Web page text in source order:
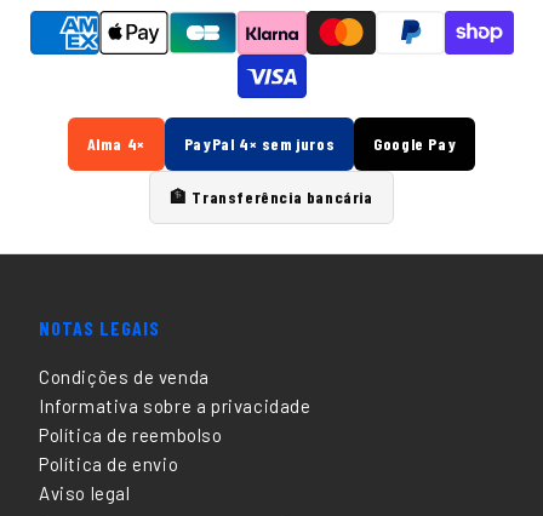
Alma 4× PayPal 4× sem juros Google Pay
🏦 Transferência bancária
NOTAS LEGAIS
Condições de venda
Informativa sobre a privacidade
Política de reembolso
Política de envio
Aviso legal